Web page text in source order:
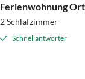
Ferienwohnung
2 Schlafzimmer
Schnellantworter